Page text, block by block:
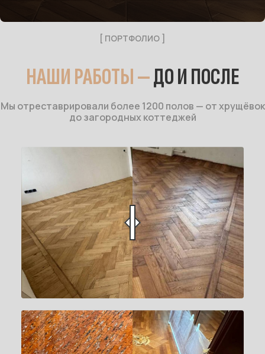
[ ПОРТФОЛИО ]
НАШИ РАБОТЫ —ДО И ПОСЛЕ
Мы отреставрировали более 1200 полов — от хрущёвок
до загородных коттеджей